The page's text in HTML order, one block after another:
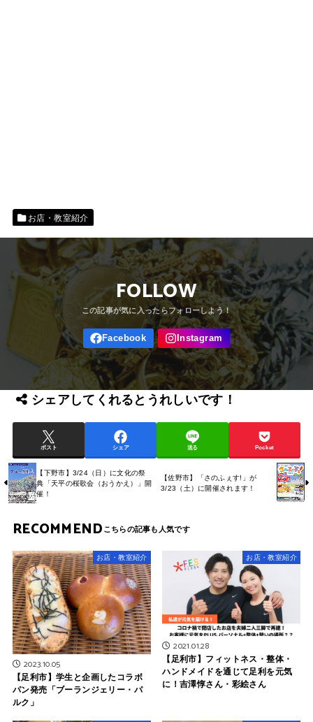
お店・教室紹介
FOLLOW
シェアしてくれるとうれしいです！
ポスト シェア 送る Pocket
【下野市】3/24（日）に文化の祭
典「天平の桜歌会（おうかえ）」開
催！
【佐野市】「さのふぇす!」が
3/23（土）に開催されます！
RECOMMEND
お店・教室紹介
2023.10.05
【足利市】学生と企画したコラボ
パン発売「ブーランジェリー・パ
ルク」
お店・教室紹介
2021.01.28
【足利市】フィットネス・整体・
ハンドメイドを通じて足利を元気
に！吉澤惇さん・彩絵さん